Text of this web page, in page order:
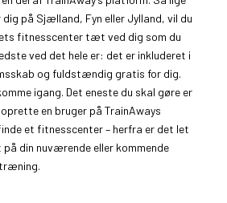
på Sjælland, Fyn eller Jylland, vil du
fitnesscenter tæt ved dig som du
ved det hele er: det er inkluderet i
og fuldstændig gratis for dig.
igang. Det eneste du skal gøre er
en bruger på TrainAways
et fitnesscenter – herfra er det let
din nuværende eller kommende